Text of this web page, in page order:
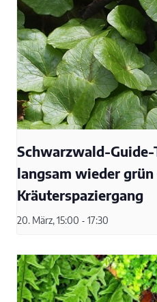
Schwarzwald-
langsam wieder grün
Kräuterspaziergang
20. März, 15:00 - 17:30